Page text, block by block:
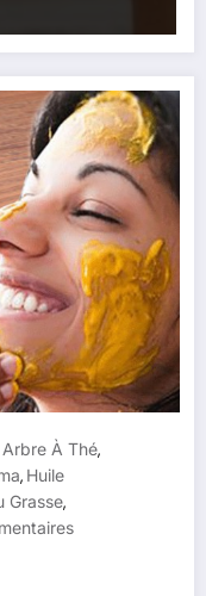
Arbre À Thé,
, Huile
Grasse,